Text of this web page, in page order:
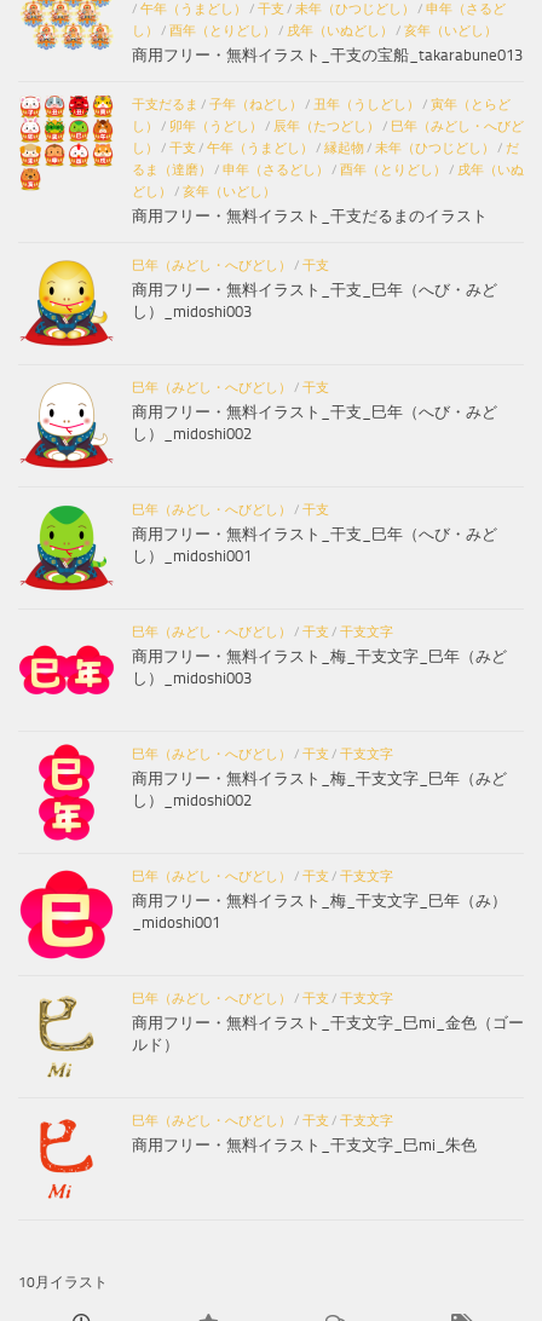
/ 午年（うまどし） / 干支 / 未年（ひつじどし） / 申年（さるど
し）
/ 酉年（とりどし） / 戌年（いぬどし） / 亥年（いどし）
商用フリー・無料イラスト_干支の宝船_takarabune013
干支だるま / 子年（ねどし） / 丑年（うしどし） / 寅年（とらど
し）
/ 卯年（うどし） / 辰年（たつどし） / 巳年（みどし・へびど
し）
/ 干支 / 午年（うまどし） / 縁起物/ 未年（ひつじどし） / だ
るま（達磨）
/ 申年（さるどし） / 酉年（とりどし） / 戌年（いぬ
どし）
/ 亥年（いどし）
商用フリー・無料イラスト_干支だるまのイラスト
巳年（みどし・へびどし） / 干支
商用フリー・無料イラスト_干支_巳年（へび・みど
し）_midoshi003
巳年（みどし・へびどし） / 干支
商用フリー・無料イラスト_干支_巳年（へび・みど
し）_midoshi002
巳年（みどし・へびどし） / 干支
商用フリー・無料イラスト_干支_巳年（へび・みど
し）_midoshi001
巳年（みどし・へびどし） / 干支 / 干支文字
商用フリー・無料イラスト_梅_干支文字_巳年（みど
し）_midoshi003
巳年（みどし・へびどし） / 干支 / 干支文字
商用フリー・無料イラスト_梅_干支文字_巳年（みど
し）_midoshi002
巳年（みどし・へびどし） / 干支 / 干支文字
商用フリー・無料イラスト_梅_干支文字_巳年（み）
_midoshi001
巳年（みどし・へびどし） / 干支 / 干支文字
商用フリー・無料イラスト_干支文字_巳mi_金色（ゴー
ルド）
巳年（みどし・へびどし） / 干支 / 干支文字
商用フリー・無料イラスト_干支文字_巳mi_朱色
10月イラスト